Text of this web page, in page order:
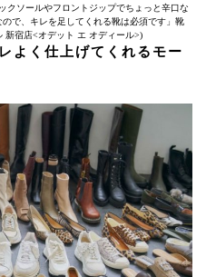
クソールやフロントジップでちょっと辛口な
で、キレを足してくれる靴は必須です」靴
新宿店<オデット エ オディール>)
よく仕上げてくれるモー